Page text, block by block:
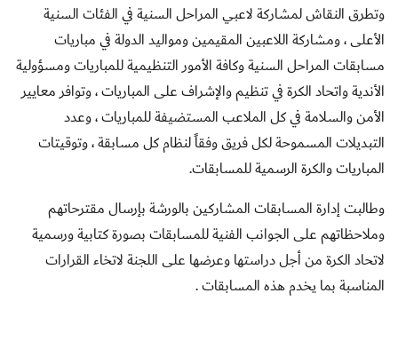
وتطرق النقاش لمشاركة لاعبي المراحل السنية في الفئات السنية
الأعلى ، ومشاركة اللاعبين المقيمين ومواليد الدولة في مباريات
مسابقات المراحل السنية وكافة الأمور التنظيمية للمباريات ومسؤولية
الأندية واتحاد الكرة في تنظيم والإشراف على المباريات ، وتوافر معايير
الأمن والسلامة في كل الملاعب المستضيفة للمباريات ، وعدد
التبديلات المسموحة لكل فريق وفقاً لنظام كل مسابقة ، وتوقيتات
المباريات والكرة الرسمية للمسابقات.
وطالبت إدارة المسابقات المشاركين بالورشة بإرسال مقترحاتهم
وملاحظاتهم على الجوانب الفنية للمسابقات بصورة كتابية ورسمية
لاتحاد الكرة من أجل دراستها وعرضها على اللجنة لاتخاء القرارات
المناسبة بما يخدم هذه المسابقات .